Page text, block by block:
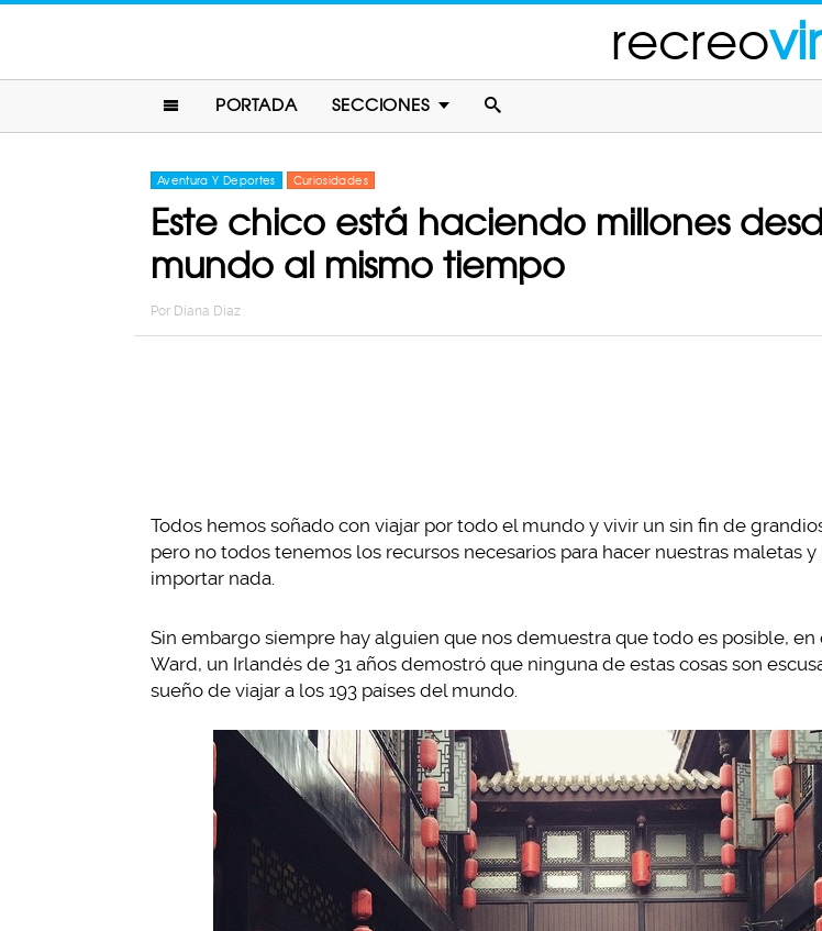
recreo
PORTADA SECCIONES
Aventura Y Deportes Curiosidades
Este chico está haciendo millones
mundo al mismo tiempo
Por Diana Diaz
Todos hemos soñado con viajar por todo el mundo y vivir un sin fin de
pero no todos tenemos los recursos necesarios para hacer nuestras maletas y
importar nada.
Sin embargo siempre hay alguien que nos demuestra que todo es posible, en
Ward, un Irlandés de 31 años demostró que ninguna de estas cosas son
sueño de viajar a los 193 países del mundo.